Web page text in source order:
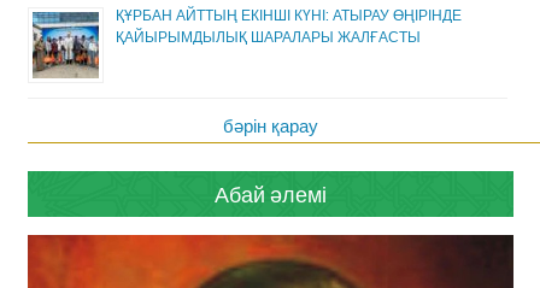
ҚҰРБАН АЙТТЫҢ ЕКІНШІ КҮНІ: АТЫРАУ ӨҢІРІНДЕ
ҚАЙЫРЫМДЫЛЫҚ ШАРАЛАРЫ ЖАЛҒАСТЫ
бәрін қарау
Абай әлемі